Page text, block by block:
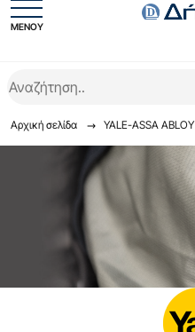
ΜΕΝΟΥ
Αρχική σελίδα YALE-ASSA ABLOY